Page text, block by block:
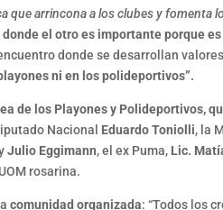
que arrincona a los clubes y fomenta
el otro es importante porque
donde se desarrollan
ni en los polideportivos”.
de los Playones y Polideportivos,
Nacional Eduardo Toniolli, la
Julio Eggimann, el ex Puma, Lic.
rosarina.
comunidad organizada: “Todos los